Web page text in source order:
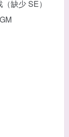
缺少 SE）